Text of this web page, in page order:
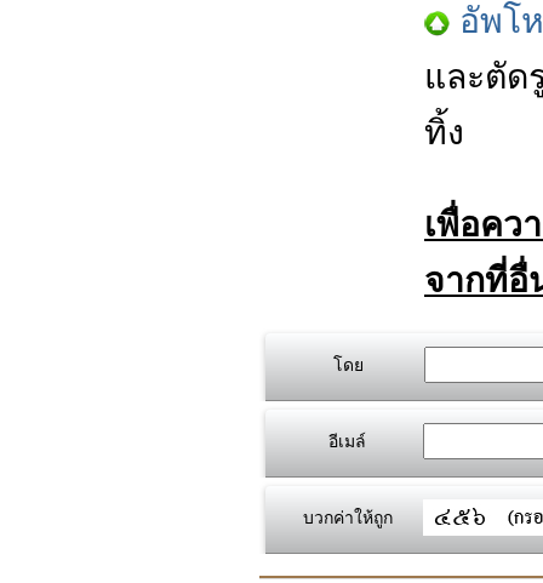
อัพโ
และตัด
ทิ้ง
เพื่อคว
จากที่อื่
โดย
อีเมล์
บวกค่าให้ถูก